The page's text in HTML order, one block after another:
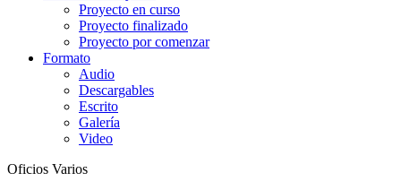
Proyecto en curso
Proyecto finalizado
Proyecto por comenzar
Formato
Audio
Descargables
Escrito
Galería
Video
Oficios Varios